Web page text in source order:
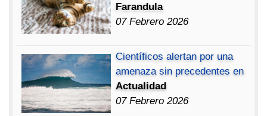
Farandula
07 Febrero 2026
Científicos alertan por una
amenaza sin precedentes en
Actualidad
07 Febrero 2026